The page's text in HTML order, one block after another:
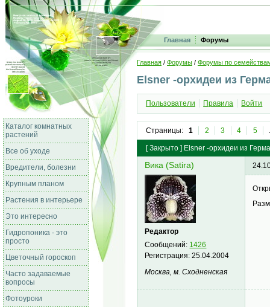
Главная Форумы
Каталог комнатных
растений
Все об уходе
Вредители, болезни
Крупным планом
Растения в интерьере
Это интересно
Гидропоника - это
просто
Цветочный гороскоп
Часто задаваемые
вопросы
Фотоуроки
Главная / Форумы / Форумы по
Elsner -орхидеи из
Пользователи Правила Войти
Страницы: 1 2 3 4 5
[Закрыто] Elsner -орхидеи из
Вика (Satira)
Редактор
Сообщений: 1426
Регистрация:25.04.2004
Москва, м. Сходненская